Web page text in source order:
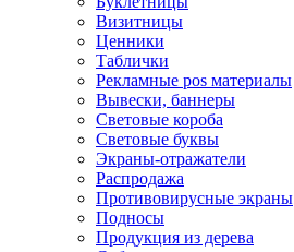
Визитницы
Ценники
Таблички
Рекламные pos материалы
Вывески, баннеры
Световые короба
Световые буквы
Экраны-отражатели
Распродажа
Противовирусные экраны
Подносы
Продукция из дерева